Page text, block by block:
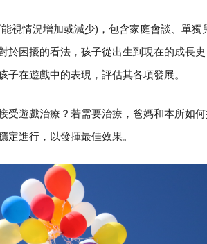
視情況增加或減少)，包含家庭會談、單獨
於困擾的看法，孩子從出生到現在的成長
在遊戲中的表現，評估其各項發展。
受遊戲治療？若需要治療，爸媽和本所如
進行，以發揮最佳效果。